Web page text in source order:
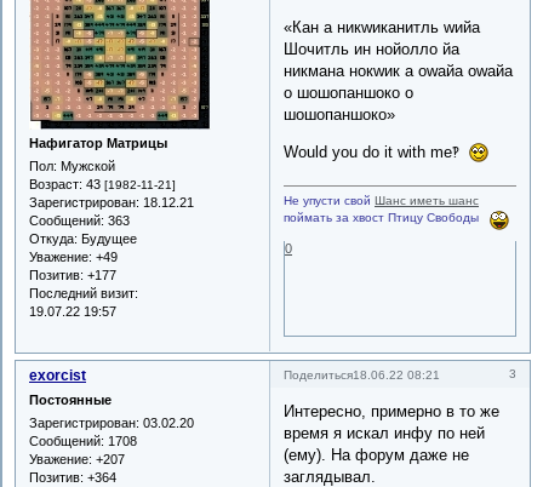
Нафигатор Матрицы
Пол: Мужской
Возраст: 43 [1982-11-21]
Зарегистрирован: 18.12.21
Сообщений: 363
Откуда: Будущее
Уважение: +49
Позитив: +177
Последний визит:
19.07.22 19:57
«Кан а никwиканитль wийа
Шочитль ин нойолло йа
никмана нокwик а оwайа оwайа
о шошопаншоко о
шошопаншоко»
Would you do it with me‽
Не упусти свойШанс иметь шанс
поймать за хвост Птицу Свободы
0
Поделиться 3
18.06.22 08:21
exorcist
Постоянные
Зарегистрирован: 03.02.20
Сообщений: 1708
Уважение: +207
Позитив: +364
Интересно, примерно в то же
время я искал инфу по ней
(ему). На форум даже не
заглядывал.